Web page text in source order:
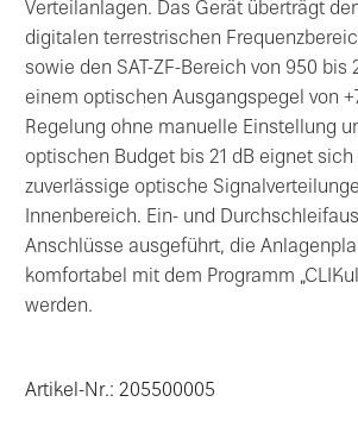
Verteilanlagen. Das Gerät überträgt
digitalen terrestrischen
sowie den SAT-ZF-Bereich von 950 bis
einem optischen Ausgangspegel von
Regelung ohne manuelle Einstellung
optischen Budget bis 21 dB eignet sich
zuverlässige optische
Innenbereich. Ein- und
Anschlüsse ausgeführt, die
komfortabel mit dem Programm
werden.
Artikel-Nr.: 205500005